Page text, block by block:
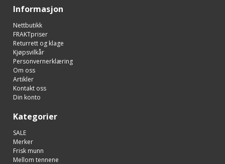
Informasjon
Nettbutikk
FRAKTpriser
Returrett og klage
Kjøpsvilkår
Personvernerklæring
Om oss
Artikler
Kontakt oss
Din konto
Kategorier
SALE
Merker
Frisk munn
Mellom tennene